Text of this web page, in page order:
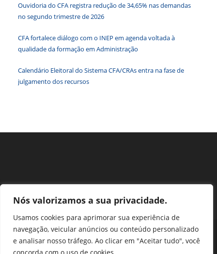
Nós valorizamos a sua privacidade.
Usamos cookies para aprimorar sua experiência de
navegação, veicular anúncios ou conteúdo personalizado
e analisar nosso tráfego. Ao clicar em "Aceitar tudo", você
Ouvidoria do CFA registra redução de 34,65% nas demandas
no segundo trimestre de 2026
CFA fortalece diálogo com o INEP em agenda voltada à
qualidade da formação em Administração
Calendário Eleitoral do Sistema CFA/CRAs entra na fase de
julgamento dos recursos
Perguntas Frequentes
Ouvidoria
Transparência e prestação de contas
Assessoria de Imprensa